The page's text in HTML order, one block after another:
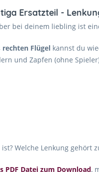
Ersatzteil -
bei deinem liebling ist
rechten Flügel kannst du
und Zapfen (ohne
Welche Lenkung gehört
PDF Datei zum Download,